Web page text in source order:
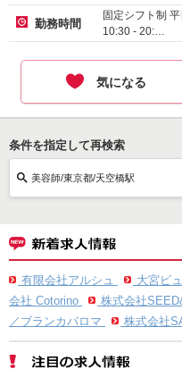
勤務時間
固定シフト制
10:30 - 20:…
気になる
条件を指定して再検索
美容師/東京都/天空橋駅
有限会社アルシュ 大宮ビ
会社 Cotorino
株式会社
／ブランカパロマ
株式会社